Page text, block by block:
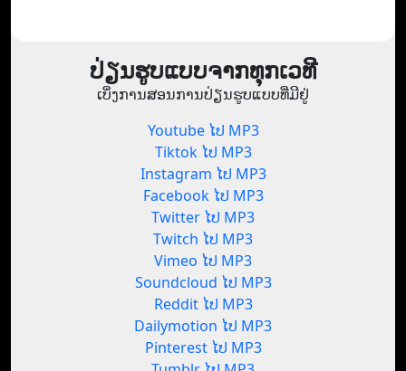
ປ່ຽນຮູບແບບຈາກທຸກເວທີ
ເບິ່ງການສອນການປ່ຽນຮູບແບບທີ່ມີຢູ່
Youtube ໄປ MP3
Tiktok ໄປ MP3
Instagram ໄປ MP3
Facebook ໄປ MP3
Twitter ໄປ MP3
Twitch ໄປ MP3
Vimeo ໄປ MP3
Soundcloud ໄປ MP3
Reddit ໄປ MP3
Dailymotion ໄປ MP3
Pinterest ໄປ MP3